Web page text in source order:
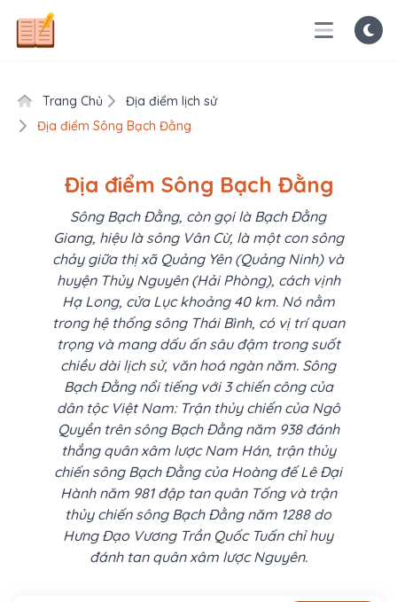
Trang Chủ
Địa điểm lịch sử
Địa điểm Sông Bạch Đằng
Địa điểm Sông Bạch Đằng
Sông Bạch Đằng, còn gọi là Bạch Đằng
Giang, hiệu là sông Vân Cừ, là một con sông
chảy giữa thị xã Quảng Yên (Quảng Ninh) và
huyện Thủy Nguyên (Hải Phòng), cách vịnh
Hạ Long, cửa Lục khoảng 40 km. Nó nằm
trong hệ thống sông Thái Bình, có vị trí quan
trọng và mang dấu ấn sâu đậm trong suốt
chiều dài lịch sử, văn hoá ngàn năm. Sông
Bạch Đằng nổi tiếng với 3 chiến công của
dân tộc Việt Nam: Trận thủy chiến của Ngô
Quyền trên sông Bạch Đằng năm 938 đánh
thắng quân xâm lược Nam Hán, trận thủy
chiến sông Bạch Đằng của Hoàng đế Lê Đại
Hành năm 981 đập tan quân Tống và trận
thủy chiến sông Bạch Đằng năm 1288 do
Hưng Đạo Vương Trần Quốc Tuấn chỉ huy
đánh tan quân xâm lược Nguyên.